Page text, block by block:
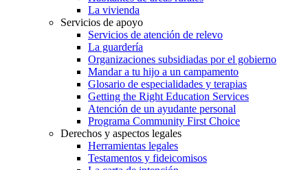
La vivienda
Servicios de apoyo
Servicios de atención de relevo
La guardería
Organizaciones subsidiadas por el gobierno
Mandar a tu hijo a un campamento
Glosario de especialidades y terapias
Getting the Right Education Services
Atención de un ayudante personal
Programa Community First Choice
Derechos y aspectos legales
Herramientas legales
Testamentos y fideicomisos